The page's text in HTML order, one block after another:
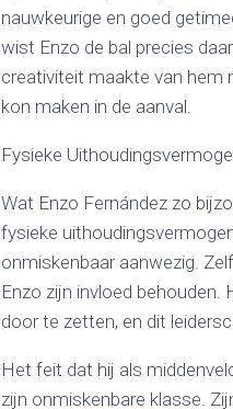
nauwkeurige en goed
wist Enzo de bal precies
creativiteit maakte van hem
kon maken in de aanval.
Fysieke
Wat Enzo Fernández zo
fysieke
onmiskenbaar aanwezig.
Enzo zijn invloed
door te zetten, en dit
Het feit dat hij als
zijn onmiskenbare klasse.